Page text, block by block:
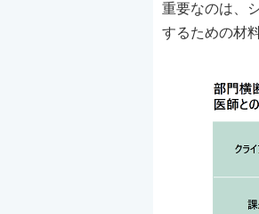
重要なのは、
するための材